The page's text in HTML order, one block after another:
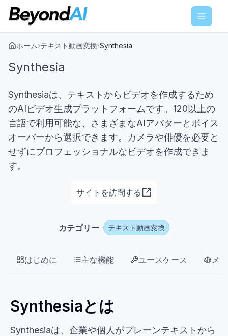
Menu
ホーム›テキスト動画変換›Synthesia
Synthesia
Synthesiaは、テキストからビデオを作成するため
のAIビデオ生成プラットフォームです。120以上の
言語で利用可能な、さまざまなAIアバターとボイス
オーバーから選択できます。カメラや俳優を必要と
せずにプロフェッショナルなビデオを作成できま
す。
サイトを訪問する
カテゴリー テキスト動画変換
はじめに 主な機能 ユースケース メ
Synthesiaとは
Synthesiaは、企業や個人がプレーンテキストから